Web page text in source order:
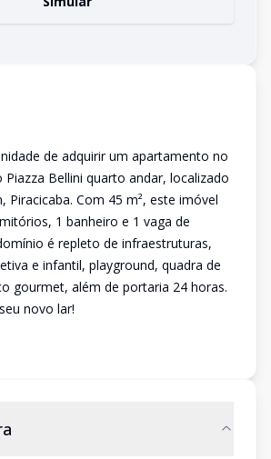
de adquirir um apartamento no
Piazza Bellini quarto andar, localizado
Piracicaba. Com 45 m², este imóvel
1 banheiro e 1 vaga de
é repleto de infraestruturas,
e infantil, playground, quadra de
gourmet, além de portaria 24 horas.
novo lar!